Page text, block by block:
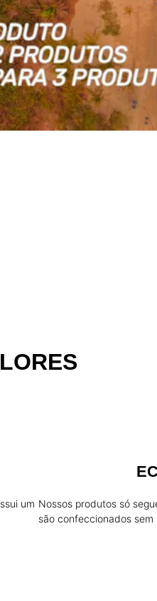
surfar
FAÇA
um Nossos produtos só
são confeccionados sem